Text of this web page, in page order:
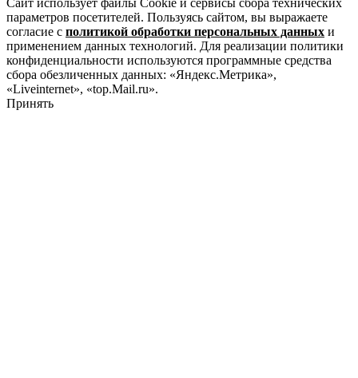
Сайт использует файлы Cookie и сервисы сбора технических
параметров посетителей. Пользуясь сайтом, вы выражаете
согласие с политикой обработки персональных данных и
применением данных технологий. Для реализации политики
конфиденциальности используются программные средства
сбора обезличенных данных: «Яндекс.Метрика»,
«Liveinternet», «top.Mail.ru».
Принять